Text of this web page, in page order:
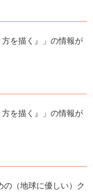
を描く』」の情報が
を描く』」の情報が
（地球に優しい）ク